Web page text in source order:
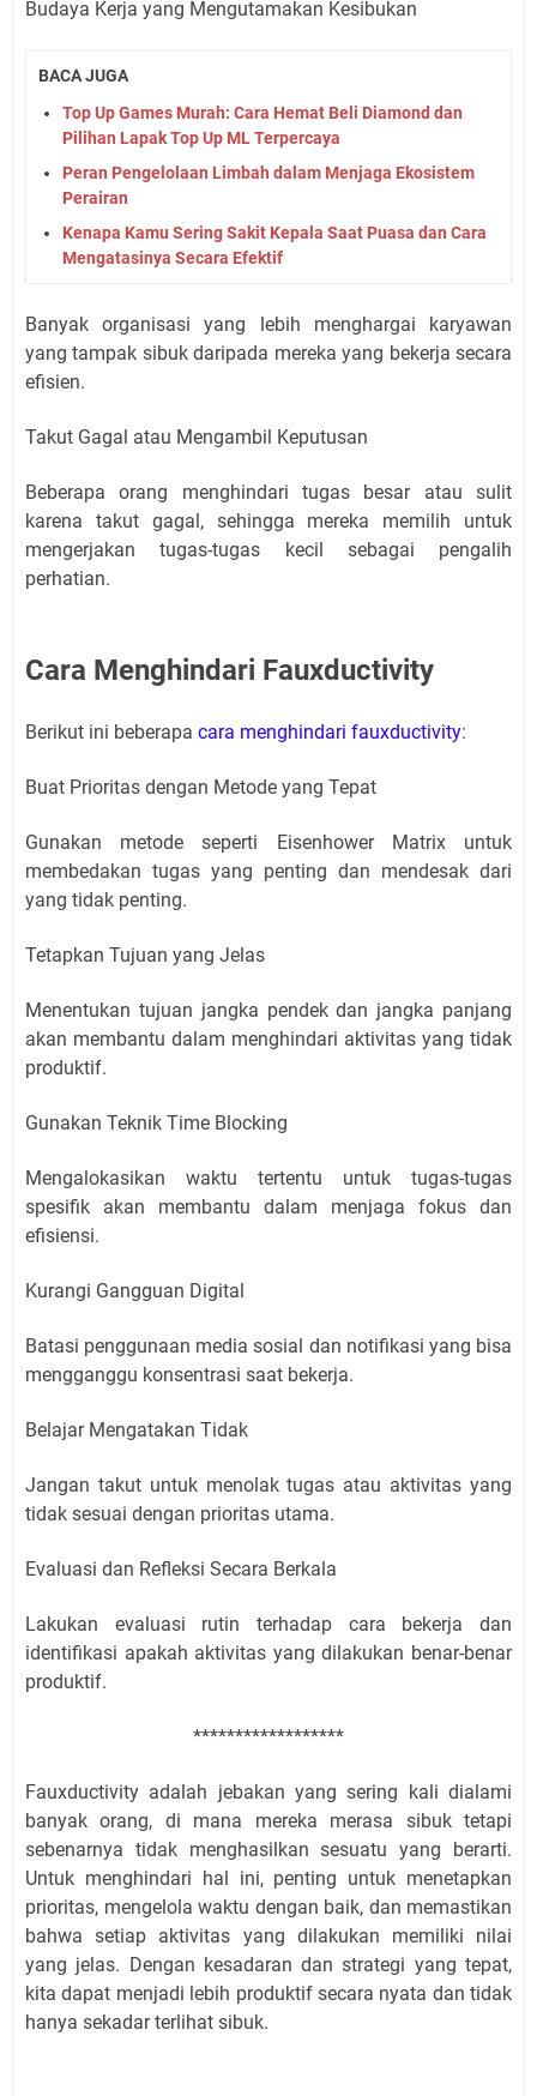
Budaya Kerja yang Mengutamakan Kesibukan
BACA JUGA
Top Up Games Murah: Cara Hemat Beli Diamond dan
Pilihan Lapak Top Up ML Terpercaya
Peran Pengelolaan Limbah dalam Menjaga Ekosistem
Perairan
Kenapa Kamu Sering Sakit Kepala Saat Puasa dan Cara
Mengatasinya Secara Efektif
Banyak organisasi yang lebih menghargai karyawan
yang tampak sibuk daripada mereka yang bekerja secara
efisien.
Takut Gagal atau Mengambil Keputusan
Beberapa orang menghindari tugas besar atau sulit
karena takut gagal, sehingga mereka memilih untuk
mengerjakan tugas-tugas kecil sebagai pengalih
perhatian.
Cara Menghindari Fauxductivity
Berikut ini beberapa cara menghindari fauxductivity:
Buat Prioritas dengan Metode yang Tepat
Gunakan metode seperti Eisenhower Matrix untuk
membedakan tugas yang penting dan mendesak dari
yang tidak penting.
Tetapkan Tujuan yang Jelas
Menentukan tujuan jangka pendek dan jangka panjang
akan membantu dalam menghindari aktivitas yang tidak
produktif.
Gunakan Teknik Time Blocking
Mengalokasikan waktu tertentu untuk tugas-tugas
spesifik akan membantu dalam menjaga fokus dan
efisiensi.
Kurangi Gangguan Digital
Batasi penggunaan media sosial dan notifikasi yang bisa
mengganggu konsentrasi saat bekerja.
Belajar Mengatakan Tidak
Jangan takut untuk menolak tugas atau aktivitas yang
tidak sesuai dengan prioritas utama.
Evaluasi dan Refleksi Secara Berkala
Lakukan evaluasi rutin terhadap cara bekerja dan
identifikasi apakah aktivitas yang dilakukan benar-benar
produktif.
******************
Fauxductivity adalah jebakan yang sering kali dialami
banyak orang, di mana mereka merasa sibuk tetapi
sebenarnya tidak menghasilkan sesuatu yang berarti.
Untuk menghindari hal ini, penting untuk menetapkan
prioritas, mengelola waktu dengan baik, dan memastikan
bahwa setiap aktivitas yang dilakukan memiliki nilai
yang jelas. Dengan kesadaran dan strategi yang tepat,
kita dapat menjadi lebih produktif secara nyata dan tidak
hanya sekadar terlihat sibuk.